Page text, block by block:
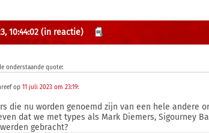
10:44:02 (in reactie)
onderstaande quote:
op11 juli 2023 om 23:19:
die nu worden genoemd zijn van een hele andere
dat we met types als Mark Diemers, Sigourney
gebracht?